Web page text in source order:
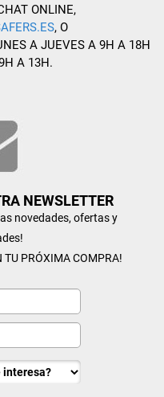
ONLINE,
, O
A JUEVES A 9H A 18H
A 13H.
NEWSLETTER
novedades, ofertas y
TU PRÓXIMA COMPRA!